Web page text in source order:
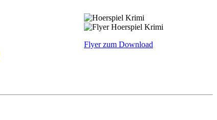
Flyer zum Download